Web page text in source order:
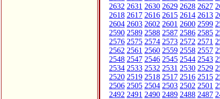
2632 2631 2630 2629 2628 2627
2618 2617 2616 2615 2614 2613
2604 2603 2602 2601 2600 2599
2590 2589 2588 2587 2586 2585
2576 2575 2574 2573 2572 2571
2562 2561 2560 2559 2558 2557
2548 2547 2546 2545 2544 2543
2534 2533 2532 2531 2530 2529
2520 2519 2518 2517 2516 2515
2506 2505 2504 2503 2502 2501
2492 2491 2490 2489 2488 2487